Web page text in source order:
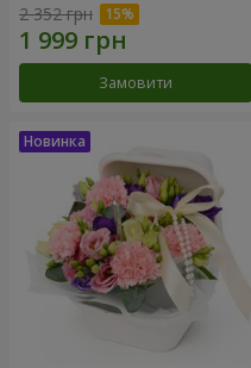
2 352 грн
Замовити